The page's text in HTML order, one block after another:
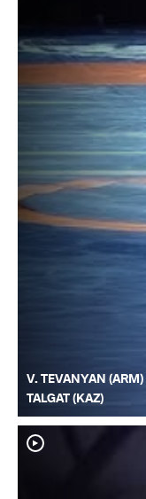
V. TEVANYAN (ARM)
TALGAT (KAZ)